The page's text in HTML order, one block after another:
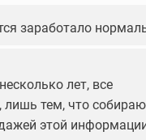
заработало
лет, все
лишь тем, что
этой